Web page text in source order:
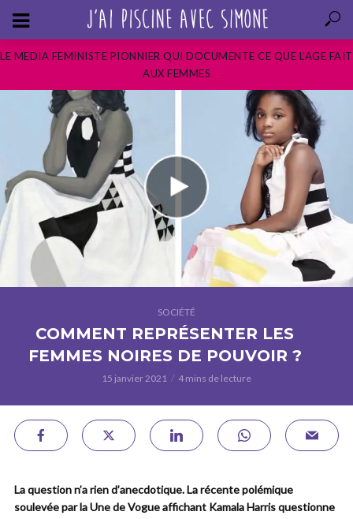
LE MEDIA FEMINISTE PIONNIER QUI DOCUMENTE CE QUE L’AGE FAIT
AUX FEMMES
SOCIÉTÉ
COMMENT REPRÉSENTER LES
FEMMES NOIRES DE POUVOIR ?
15 janvier 2021 4 mins de lecture
La question n’a rien d’anecdotique. La récente polémique
soulevée par la Une de Vogue affichant Kamala Harris questionne